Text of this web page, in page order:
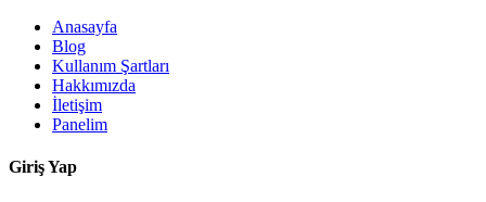
Anasayfa
Blog
Kullanım Şartları
Hakkımızda
İletişim
Panelim
Giriş Yap